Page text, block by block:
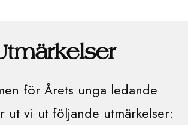
för Årets unga ledande
ut vi ut följande utmärkelser: